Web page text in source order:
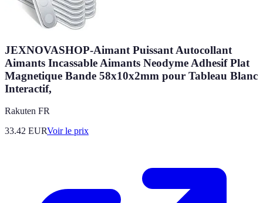
JEXNOVASHOP-Aimant Puissant Autocollant
Aimants Incassable Aimants Neodyme Adhesif Plat
Magnetique Bande 58x10x2mm pour Tableau Blanc
Interactif,
Rakuten FR
33.42 EURVoir le prix